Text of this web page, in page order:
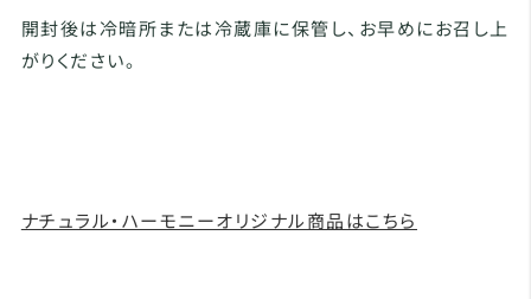
開封後は冷暗所または冷蔵庫に保管し、お早めにお召し上
がりください。
ナチュラル・ハーモニーオリジナル商品はこちら